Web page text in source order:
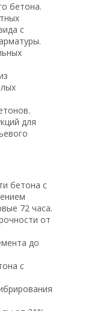
бетона.
с
для
бетона с
72 часа.
от
до
с